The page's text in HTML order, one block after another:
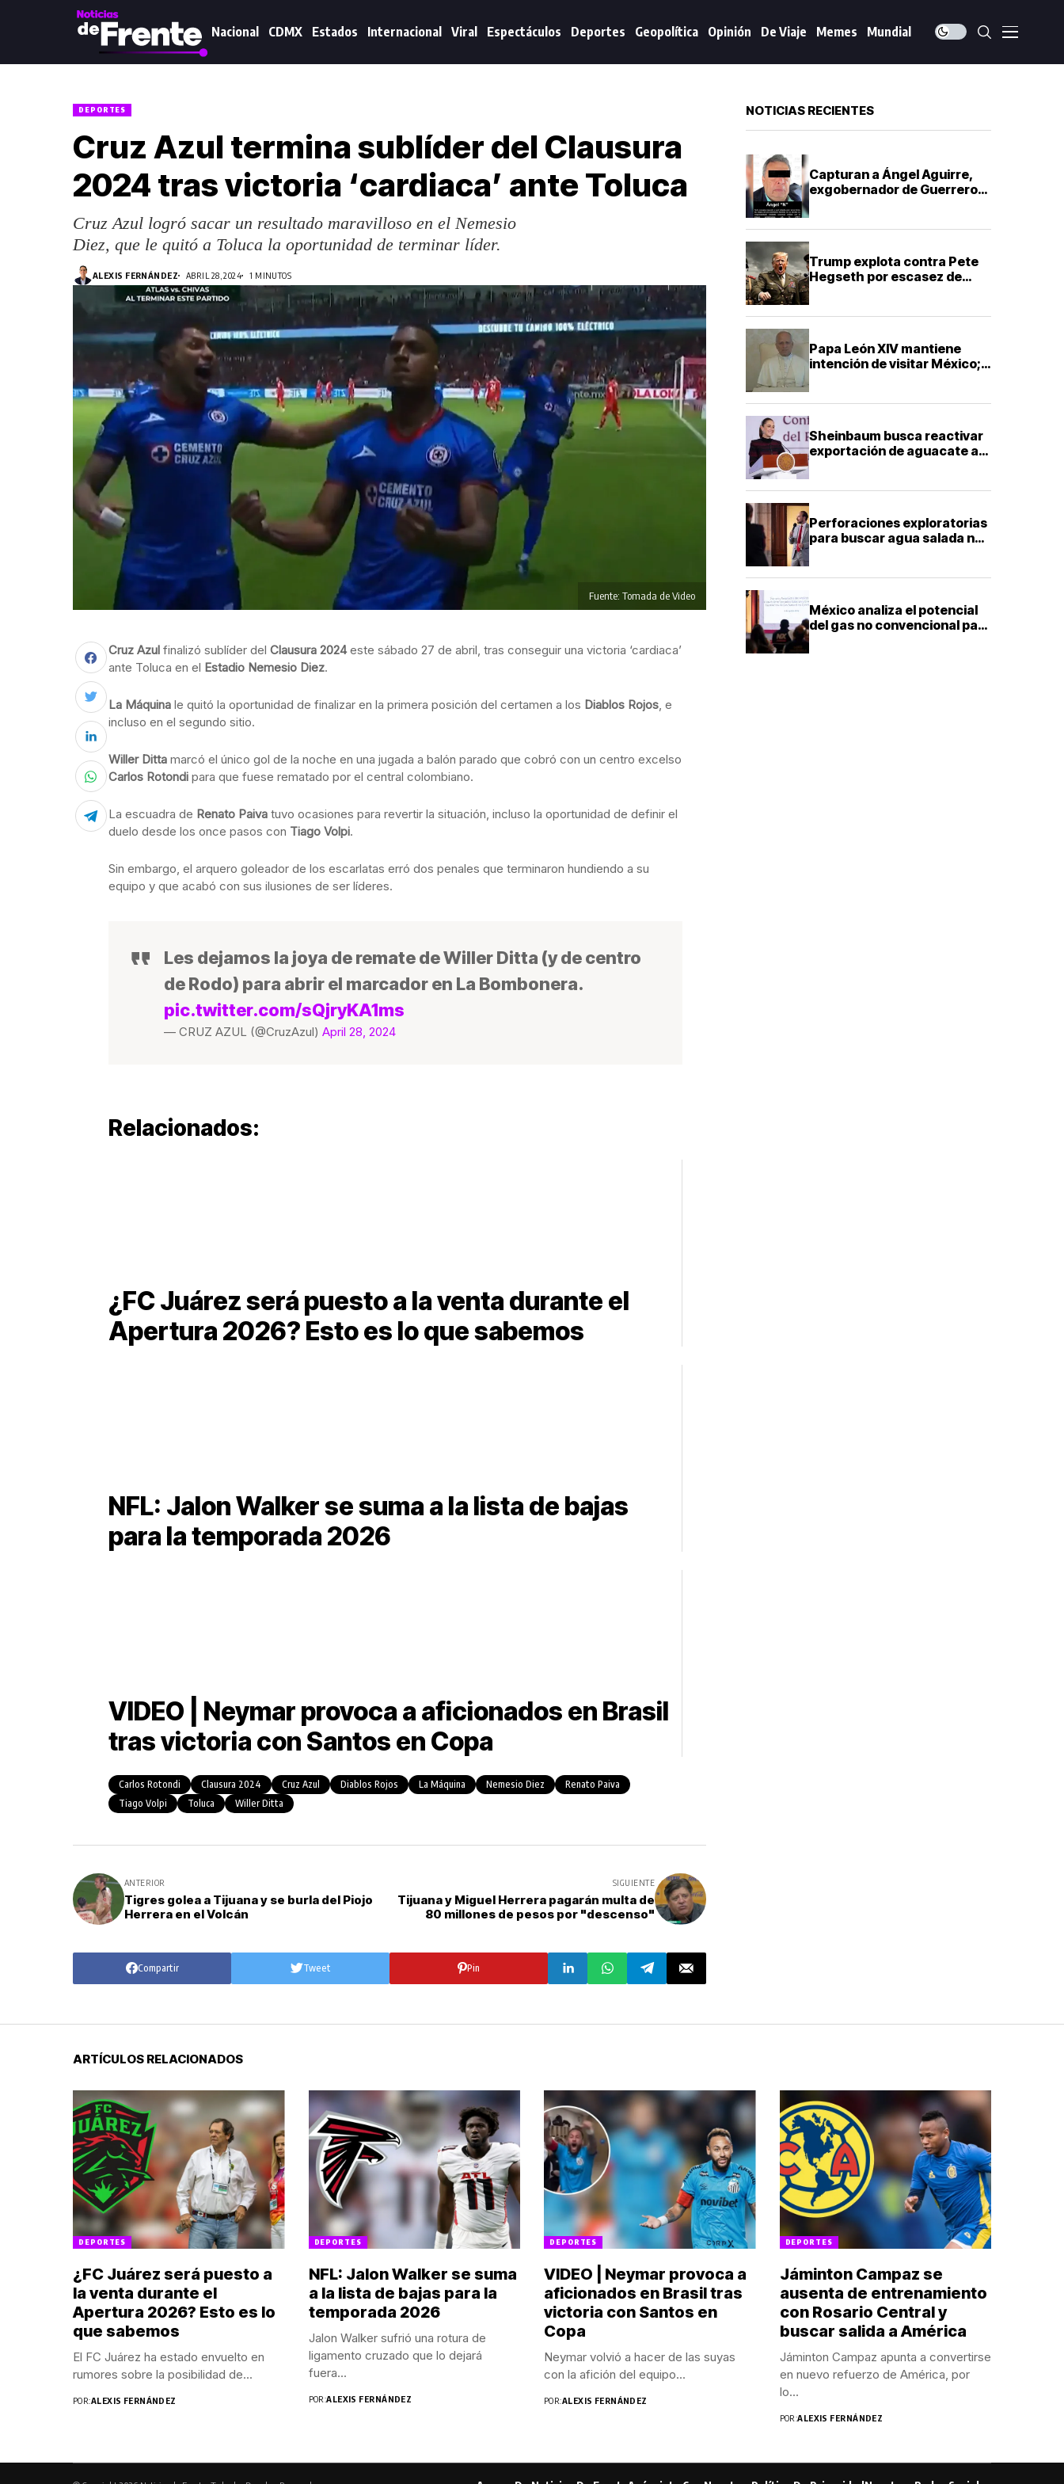
Nacional CDMX Estados Internacional Viral Espectáculos Deportes Geopolítica Opinión De Viaje Memes Mundial
DEPORTES
Cruz Azul termina sublíder del Clausura
2024 tras victoria ‘cardiaca’ ante Toluca
Cruz Azul logró sacar un resultado maravilloso en el Nemesio
Diez, que le quitó a Toluca la oportunidad de terminar líder.
ALEXIS FERNÁNDEZ ABRIL 28, 2024 1 MINUTOS
Fuente: Tomada de Video
Cruz Azul finalizó sublíder del Clausura 2024este sábado 27 de abril, tras conseguir una victoria ‘cardiaca’
ante Toluca en el Estadio Nemesio Diez.
La Máquina le quitó la oportunidad de finalizar en la primera posición del certamen a los Diablos Rojos, e
incluso en el segundo sitio.
Willer Ditta marcó el único gol de la noche en una jugada a balón parado que cobró con un centro excelso
Carlos Rotondi para que fuese rematado por el central colombiano.
La escuadra de Renato Paiva tuvo ocasiones para revertir la situación, incluso la oportunidad de definir el
duelo desde los once pasos con Tiago Volpi.
Sin embargo, el arquero goleador de los escarlatas erró dos penales que terminaron hundiendo a su
equipo y que acabó con sus ilusiones de ser líderes.
Les dejamos la joya de remate de Willer Ditta (y de centro
de Rodo) para abrir el marcador en La Bombonera.
pic.twitter.com/sQjryKA1ms
— CRUZ AZUL (@CruzAzul) April 28, 2024
Relacionados:
¿FC Juárez será puesto a la venta durante el
Apertura 2026? Esto es lo que sabemos
NFL: Jalon Walker se suma a la lista de bajas
para la temporada 2026
VIDEO | Neymar provoca a aficionados en Brasil
tras victoria con Santos en Copa
Carlos Rotondi Clausura 2024 Cruz Azul Diablos Rojos La Máquina Nemesio Diez
Renato Paiva
Tiago Volpi
Toluca Willer Ditta
ANTERIOR
Tigres golea a Tijuana y se burla del Piojo
Herrera en el Volcán
SIGUIENTE
Tijuana y Miguel Herrera pagarán multa de
80 millones de pesos por "descenso"
Compartir Tweet Pin
NOTICIAS RECIENTES
Capturan a Ángel Aguirre,
exgobernador de Guerrero,
Trump explota contra Pete
Hegseth por escasez de
Papa León XIV mantiene
intención de visitar México;
Sheinbaum busca reactivar
exportación de aguacate a
Perforaciones exploratorias
para buscar agua salada no
Facultad de Ingeniería de la
México analiza el potencial
del gas no convencional para
ARTÍCULOS RELACIONADOS
DEPORTES
¿FC Juárez será puesto a
la venta durante el
Apertura 2026? Esto es lo
que sabemos
El FC Juárez ha estado envuelto en
rumores sobre la posibilidad de...
POR:ALEXIS FERNÁNDEZ
DEPORTES
NFL: Jalon Walker se suma
a la lista de bajas para la
temporada 2026
Jalon Walker sufrió una rotura de
ligamento cruzado que lo dejará
fuera...
POR:ALEXIS FERNÁNDEZ
DEPORTES
VIDEO | Neymar provoca a
aficionados en Brasil tras
victoria con Santos en
Copa
Neymar volvió a hacer de las suyas
con la afición del equipo...
POR:ALEXIS FERNÁNDEZ
DEPORTES
Jáminton Campaz se
ausenta de entrenamiento
con Rosario Central y
buscar salida a América
Jáminton Campaz apunta a convertirse
en nuevo refuerzo de América, por
lo...
POR:ALEXIS FERNÁNDEZ